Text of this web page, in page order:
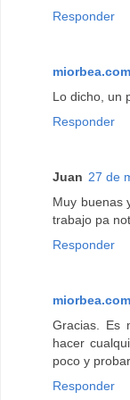
Responder
miorbea.com
Lo dicho, un
Responder
Juan 27 de
Muy buenas
trabajo pa
Responder
miorbea.com
Gracias. Es
hacer
poco y
Responder